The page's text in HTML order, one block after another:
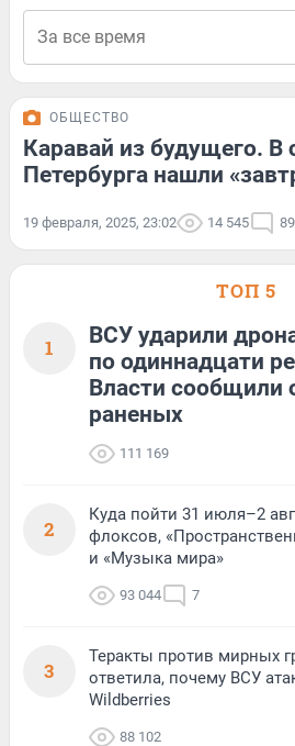
ОБЩЕСТВО
Каравай из будущего. В
Петербурга нашли
19 февраля, 2025, 23:02 14 545 89
ТОП 5
1
ВСУ ударили
по одиннадцати
Власти сообщили
раненых
111 169
2
Куда пойти 31 июля–2
флоксов,
и «Музыка мира»
93 044 7
3
Теракты против мирных
ответила, почему ВСУ
Wildberries
88 102